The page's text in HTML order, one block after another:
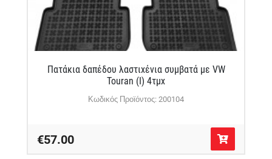
Πατάκια δαπέδου λαστιχένια συμβατά με VW
Touran (I) 4τμχ
Κωδικός Προϊόντος: 200104
€57.00